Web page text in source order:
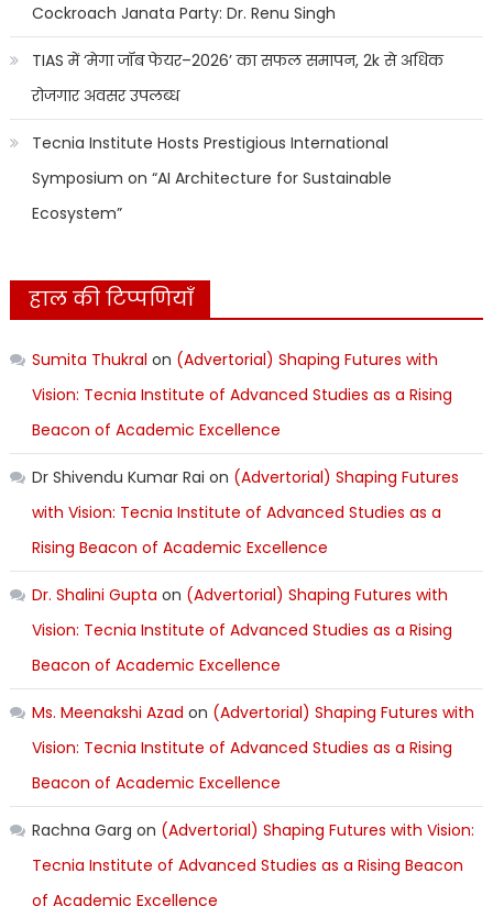
Cockroach Janata Party: Dr. Renu Singh
TIAS में ‘मेगा जॉब फेयर–2026’ का सफल समापन, 2k से अधिक
रोजगार अवसर उपलब्ध
Tecnia Institute Hosts Prestigious International
Symposium on “AI Architecture for Sustainable
Ecosystem”
हाल की टिप्पणियाँ
Sumita Thukral on (Advertorial) Shaping Futures with
Vision: Tecnia Institute of Advanced Studies as a Rising
Beacon of Academic Excellence
Dr Shivendu Kumar Rai on (Advertorial) Shaping Futures
with Vision: Tecnia Institute of Advanced Studies as a
Rising Beacon of Academic Excellence
Dr. Shalini Gupta on (Advertorial) Shaping Futures with
Vision: Tecnia Institute of Advanced Studies as a Rising
Beacon of Academic Excellence
Ms. Meenakshi Azad on (Advertorial) Shaping Futures with
Vision: Tecnia Institute of Advanced Studies as a Rising
Beacon of Academic Excellence
Rachna Garg on (Advertorial) Shaping Futures with Vision:
Tecnia Institute of Advanced Studies as a Rising Beacon
of Academic Excellence